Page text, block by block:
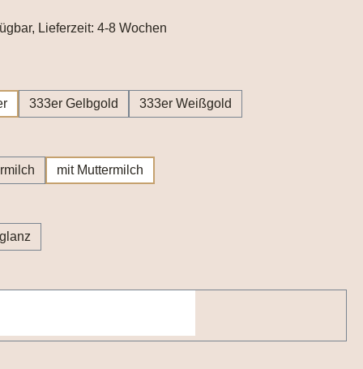
Lieferzeit: 4-8 Wochen
333er Gelbgold 333er Weißgold
mit Muttermilch